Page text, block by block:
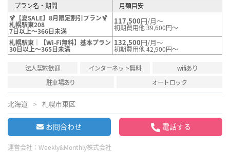
プラン名・期間
月額目安
🍹【夏SALE】8月限定割引プラン🍹
札幌駅東208
7日以上～366日未満
117,500円/月～
初期費用他 39,600円～
札幌駅東｜【Wi-Fi無料】基本プラン
30日以上～365日未満
132,500円/月～
初期費用他 42,900円～
法人契約歓迎 インターネット無料
wifiあり
駐車場あり
オートロック
北海道 札幌市東区
お問合わせ 電話する
運営会社： Weekly&Monthly株式会社